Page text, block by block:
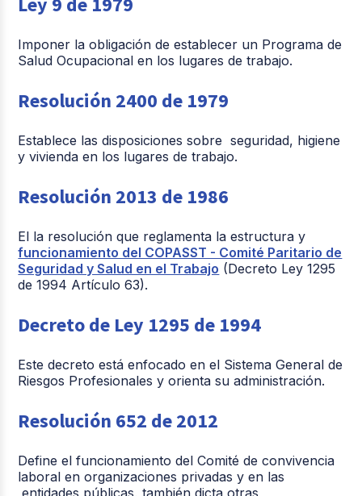
Imponer la obligación de establecer un Programa de
Salud Ocupacional en los lugares de trabajo.
Resolución 2400 de 1979
Establece las disposiciones sobre seguridad, higiene
y vivienda en los lugares de trabajo.
Resolución 2013 de 1986
El la resolución que reglamenta la estructura y
funcionamiento del COPASST - Comité Paritario de
Seguridad y Salud en el Trabajo (Decreto Ley 1295
de 1994 Artículo 63).
Decreto de Ley 1295 de 1994
Este decreto está enfocado en el Sistema General de
Riesgos Profesionales y orienta su administración.
Resolución 652 de 2012
Define el funcionamiento del Comité de convivencia
laboral en organizaciones privadas y en las